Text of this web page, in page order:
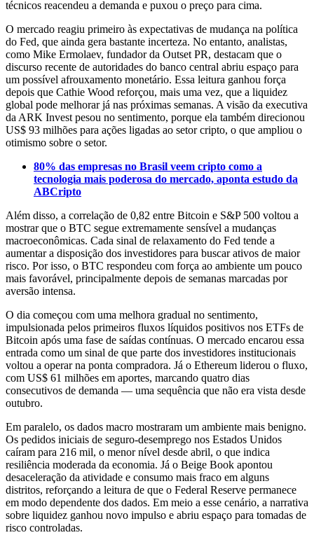
técnicos reacendeu a demanda e puxou o preço para cima.
O mercado reagiu primeiro às expectativas de mudança na política
do Fed, que ainda gera bastante incerteza. No entanto, analistas,
como Mike Ermolaev, fundador da Outset PR, destacam que o
discurso recente de autoridades do banco central abriu espaço para
um possível afrouxamento monetário. Essa leitura ganhou força
depois que Cathie Wood reforçou, mais uma vez, que a liquidez
global pode melhorar já nas próximas semanas. A visão da executiva
da ARK Invest pesou no sentimento, porque ela também direcionou
US$ 93 milhões para ações ligadas ao setor cripto, o que ampliou o
otimismo sobre o setor.
80% das empresas no Brasil veem cripto como a
tecnologia mais poderosa do mercado, aponta estudo da
ABCripto
Além disso, a correlação de 0,82 entre Bitcoin e S&P 500 voltou a
mostrar que o BTC segue extremamente sensível a mudanças
macroeconômicas. Cada sinal de relaxamento do Fed tende a
aumentar a disposição dos investidores para buscar ativos de maior
risco. Por isso, o BTC respondeu com força ao ambiente um pouco
mais favorável, principalmente depois de semanas marcadas por
aversão intensa.
O dia começou com uma melhora gradual no sentimento,
impulsionada pelos primeiros fluxos líquidos positivos nos ETFs de
Bitcoin após uma fase de saídas contínuas. O mercado encarou essa
entrada como um sinal de que parte dos investidores institucionais
voltou a operar na ponta compradora. Já o Ethereum liderou o fluxo,
com US$ 61 milhões em aportes, marcando quatro dias
consecutivos de demanda — uma sequência que não era vista desde
outubro.
Em paralelo, os dados macro mostraram um ambiente mais benigno.
Os pedidos iniciais de seguro-desemprego nos Estados Unidos
caíram para 216 mil, o menor nível desde abril, o que indica
resiliência moderada da economia. Já o Beige Book apontou
desaceleração da atividade e consumo mais fraco em alguns
distritos, reforçando a leitura de que o Federal Reserve permanece
em modo dependente dos dados. Em meio a esse cenário, a narrativa
sobre liquidez ganhou novo impulso e abriu espaço para tomadas de
risco controladas.